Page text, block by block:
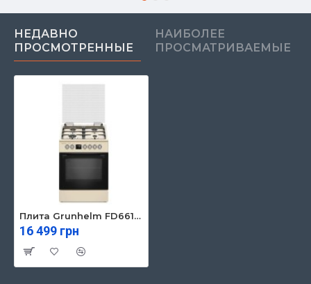
НЕДАВНО
ПРОСМОТРЕННЫЕ
НАИБОЛЕЕ
ПРОСМАТРИВАЕМЫЕ
Плита Grunhelm FD661234BE
16 499 грн